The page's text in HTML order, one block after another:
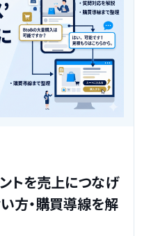
トを売上につなげ
方・購買導線を解